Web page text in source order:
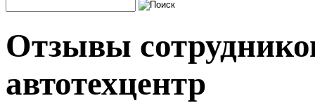
Отзывы
автотехцентр